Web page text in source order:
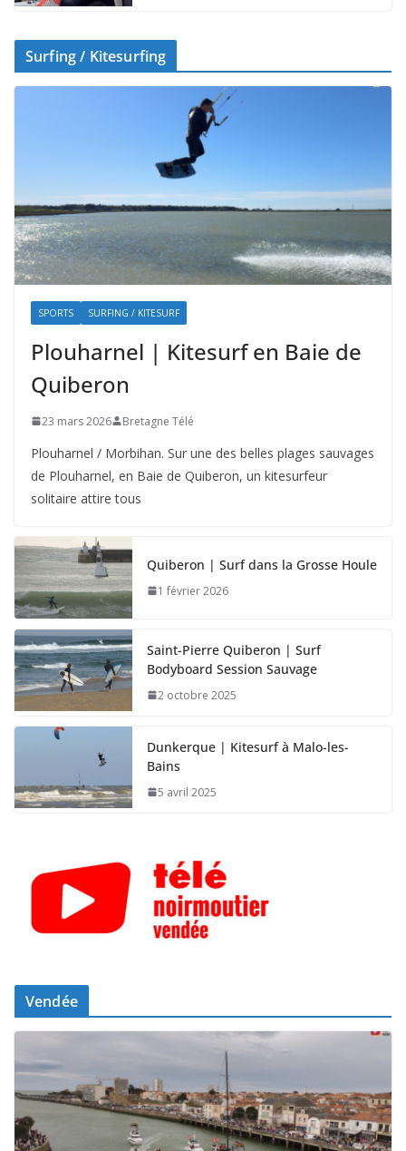
Surfing / Kitesurfing
SPORTS SURFING / KITESURF
Plouharnel | Kitesurf en Baie de
Quiberon
23 mars 2026 Bretagne Télé
Plouharnel / Morbihan. Sur une des belles plages sauvages
de Plouharnel, en Baie de Quiberon, un kitesurfeur
solitaire attire tous
Quiberon | Surf dans la Grosse Houle
1 février 2026
Saint-Pierre Quiberon | Surf
Bodyboard Session Sauvage
2 octobre 2025
Dunkerque | Kitesurf à Malo-les-
Bains
5 avril 2025
Vendée